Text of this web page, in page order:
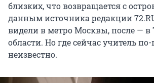
близких, что возвращается с
данным источника редакции
видели в метро Москвы, после —
области. Но где сейчас учитель
неизвестно.